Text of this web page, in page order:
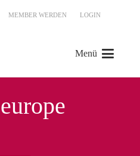
MEMBER WERDEN LOGIN
Menü